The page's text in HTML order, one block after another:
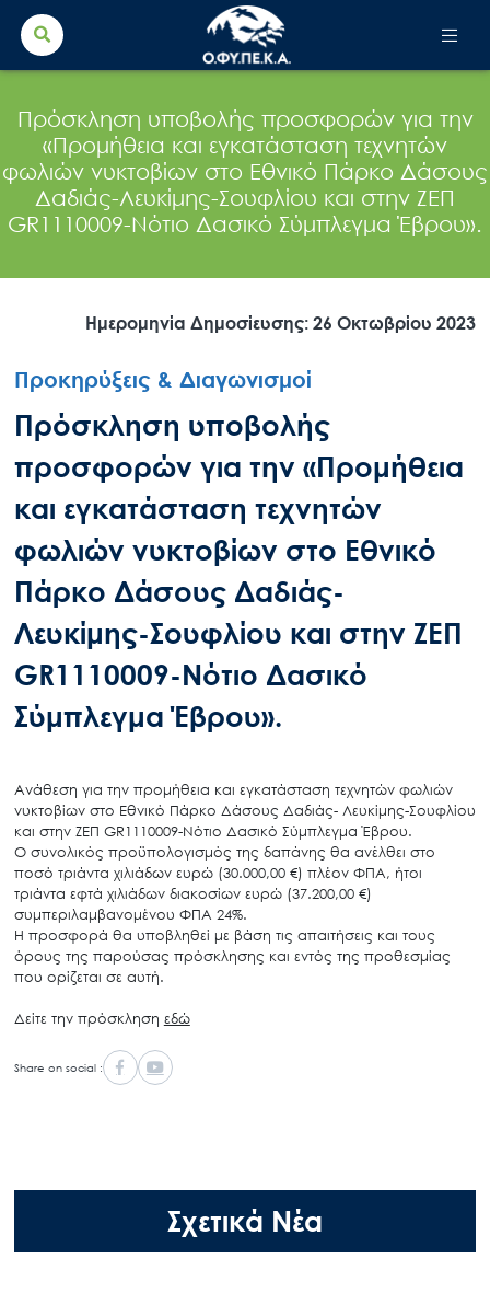
Search
for:
Πρόσκληση υποβολής προσφορών για την
«Προμήθεια και εγκατάσταση τεχνητών
φωλιών νυκτοβίων στο Εθνικό Πάρκο Δάσους
Δαδιάς-Λευκίμης-Σουφλίου και στην ΖΕΠ
GR1110009-Νότιο Δασικό Σύμπλεγμα Έβρου».
Ημερομηνία Δημοσίευσης: 26 Οκτωβρίου 2023
Προκηρύξεις & Διαγωνισμοί
Πρόσκληση υποβολής
προσφορών για την «Προμήθεια
και εγκατάσταση τεχνητών
φωλιών νυκτοβίων στο Εθνικό
Πάρκο Δάσους Δαδιάς-
Λευκίμης-Σουφλίου και στην ΖΕΠ
GR1110009-Νότιο Δασικό
Σύμπλεγμα Έβρου».
Ανάθεση για την προμήθεια και εγκατάσταση τεχνητών φωλιών
νυκτοβίων στο Εθνικό Πάρκο Δάσους Δαδιάς- Λευκίμης-Σουφλίου
και στην ΖΕΠ GR1110009-Νότιο Δασικό Σύμπλεγμα Έβρου.
Ο συνολικός προϋπολογισμός της δαπάνης θα ανέλθει στο
ποσό τριάντα χιλιάδων ευρώ (30.000,00 €) πλέον ΦΠΑ, ήτοι
τριάντα εφτά χιλιάδων διακοσίων ευρώ (37.200,00 €)
συμπεριλαμβανομένου ΦΠΑ 24%.
Η προσφορά θα υποβληθεί με βάση τις απαιτήσεις και τους
όρους της παρούσας πρόσκλησης και εντός της προθεσμίας
που ορίζεται σε αυτή.
Δείτε την πρόσκληση εδώ
Share on social :
Σχετικά Νέα